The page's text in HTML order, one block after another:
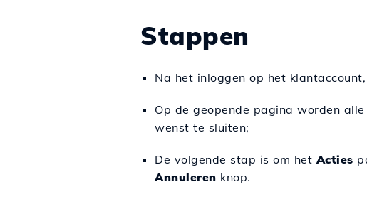
Stappen
Na het inloggen op het
Op de geopende pagina worden
wenst te sluiten;
De volgende stap is om hetActies
Annuleren knop.